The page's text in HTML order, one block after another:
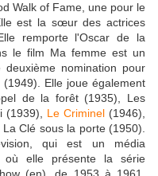
Walk of Fame, une pour le
est la sœur des actrices
remporte l'Oscar de la
le film Ma femme est un
nomination pour
Elle joue également
de la forêt (1935), Les
(1939), Le Criminel (1946),
Clé sous la porte (1950).
qui est un média
où elle présente la série